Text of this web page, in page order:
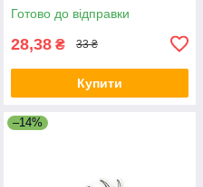
Готово до відправки
28,38 ₴ 33 ₴
Купити
–14%